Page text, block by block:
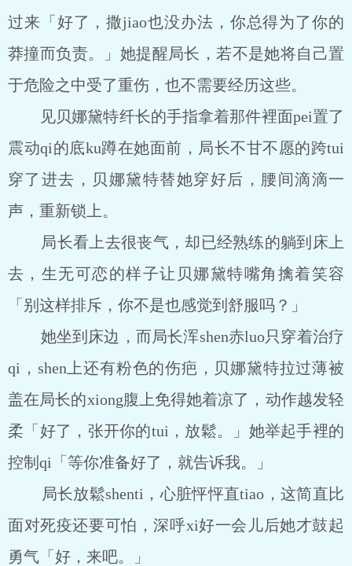
过来「好了，撒jiao也没办法，你总得为了你的
莽撞而负责。」她提醒局长，若不是她将自己置
于危险之中受了重伤，也不需要经历这些。
见贝娜黛特纤长的手指拿着那件裡面pei置了
震动qi的底ku蹲在她面前，局长不甘不愿的跨tui
穿了进去，贝娜黛特替她穿好后，腰间滴滴一
声，重新锁上。
局长看上去很丧气，却已经熟练的躺到床上
去，生无可恋的样子让贝娜黛特嘴角擒着笑容
「别这样排斥，你不是也感觉到舒服吗？」
她坐到床边，而局长浑shen赤luo只穿着治疗
qi，shen上还有粉色的伤疤，贝娜黛特拉过薄被
盖在局长的xiong腹上免得她着凉了，动作越发轻
柔「好了，张开你的tui，放鬆。」她举起手裡的
控制qi「等你准备好了，就告诉我。」
局长放鬆shenti，心脏怦怦直tiao，这简直比
面对死疫还要可怕，深呼xi好一会儿后她才鼓起
勇气「好，来吧。」